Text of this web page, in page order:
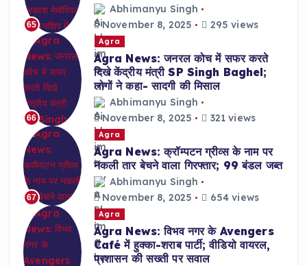
65
Abhimanyu Singh
November 8, 2025
295 views
66
Agra
Agra News: जनरल कोच में सफर करते
दिखे केंद्रीय मंत्री SP Singh Baghel;
लोगों ने कहा- सादगी की मिसाल
Abhimanyu Singh
November 8, 2025
321 views
67
Agra
Agra News: क्रॉम्पटन ग्रीव्स के नाम पर
नकली तार बेचने वाला गिरफ्तार; 99 बंडल जब्त
Abhimanyu Singh
November 8, 2025
654 views
Agra
Agra News: विभव नगर के Avengers
Café में हुक्का-शराब पार्टी; वीडियो वायरल,
प्रशासन की सख्ती पर सवाल